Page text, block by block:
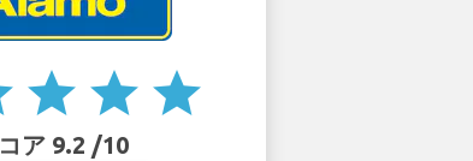
star star star
ア 9.2 /10